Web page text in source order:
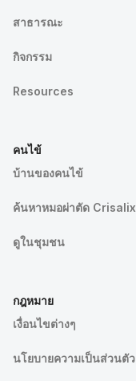
สาธารณะ
กิจกรรม
Resources
คนไข้
บ้านของคนไข้
ค้นหาหมอผ่าตัด Crisalix
ดูในชุมชน
กฎหมาย
เงื่อนไขต่างๆ
นโยบายความเป็นส่วนตัว